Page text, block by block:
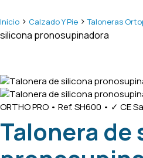
Inicio > Calzado Y Pie >Taloneras
silicona pronosupinadora
ORTHO PRO • Ref. SH600 • ✓ CE
Talonera de